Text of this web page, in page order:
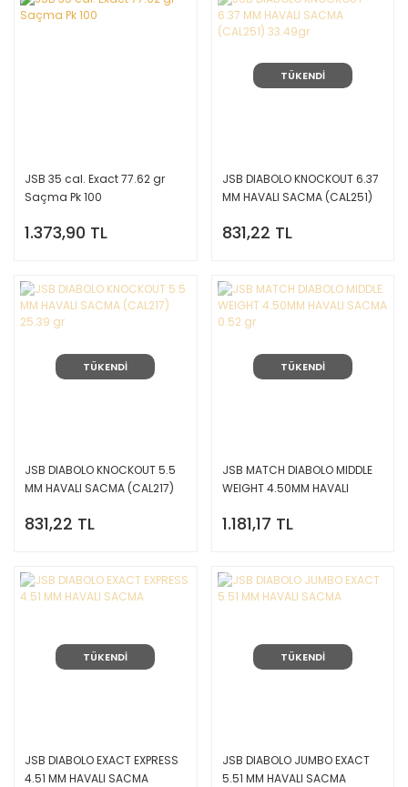
JSB 35 cal. Exact 77.62 gr
Saçma Pk 100
1.373,90 TL
TÜKENDİ
JSB DIABOLO KNOCKOUT 6.37
MM HAVALI SACMA (CAL251)
831,22 TL
TÜKENDİ
JSB DIABOLO KNOCKOUT 5.5
MM HAVALI SACMA (CAL217)
831,22 TL
TÜKENDİ
JSB MATCH DIABOLO MIDDLE
WEIGHT 4.50MM HAVALI
1.181,17 TL
TÜKENDİ
JSB DIABOLO EXACT EXPRESS
4.51 MM HAVALI SACMA
TÜKENDİ
JSB DIABOLO JUMBO EXACT
5.51 MM HAVALI SACMA